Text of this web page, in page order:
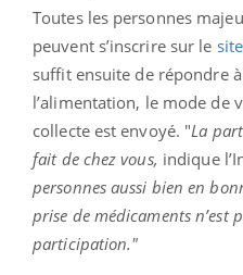
Toutes les personnes
peuvent s’inscrire sur le
suffit ensuite de répondre
l’alimentation, le mode de
collecte est envoyé. "La
fait de chez vous, indique
personnes aussi bien en
prise de médicaments n’est
participation."